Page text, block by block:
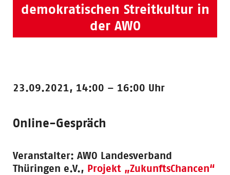
demokratischen Streitkultur in
der AWO
23.09.2021, 14:00 – 16:00 Uhr
Online-Gespräch
Veranstalter: AWO Landesverband
Thüringen e.V., Projekt „ZukunftsChancen“